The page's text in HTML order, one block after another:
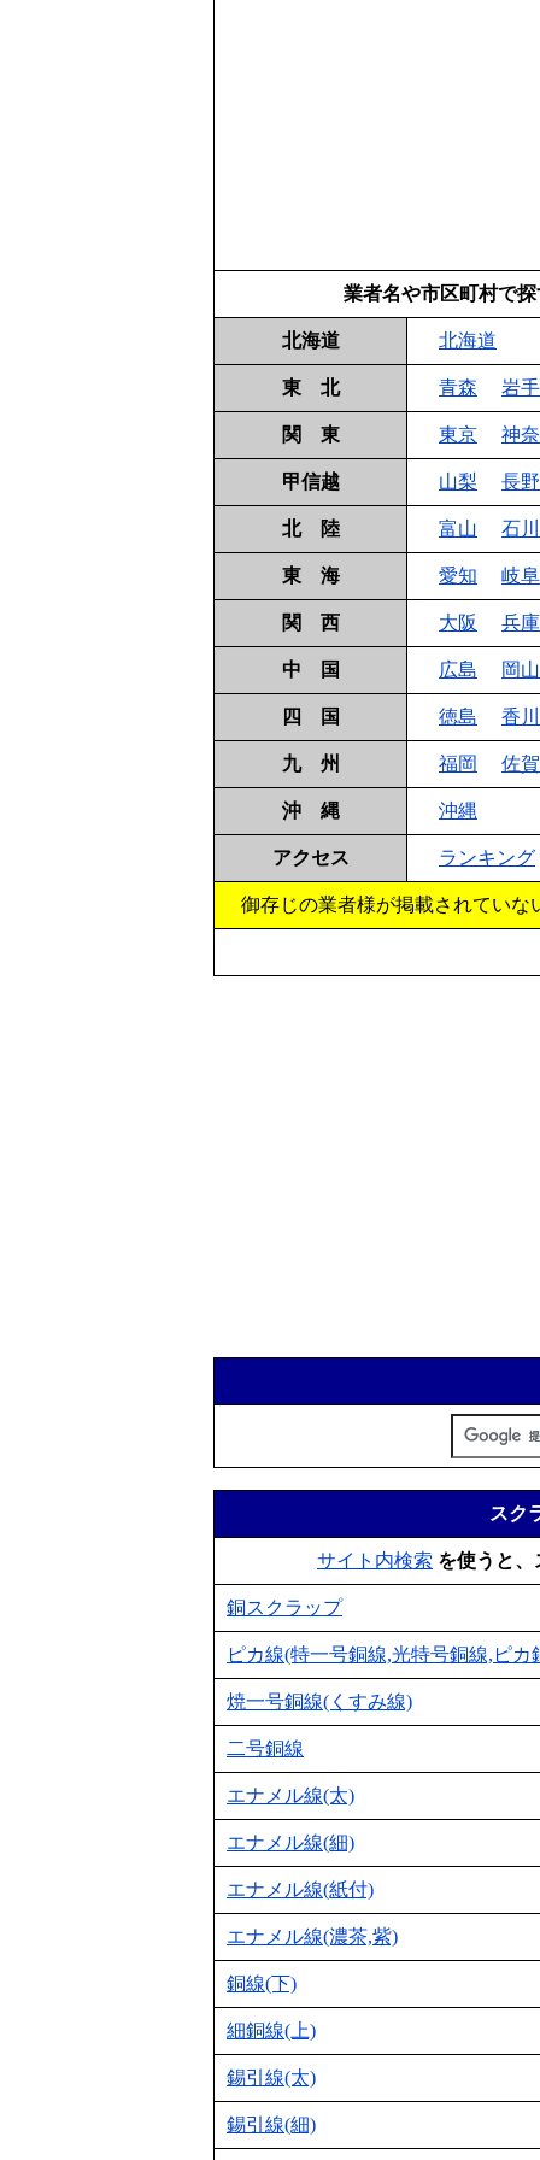
業者名や市区町村で
北海道 北海道
東 北 青森 岩手
関 東 東京 神
甲信越 山梨 長野
北 陸 富山 石川
東 海 愛知 岐阜
関 西 大阪 兵庫
中 国 広島 岡山
四 国 徳島 香川
九 州 福岡 佐賀
沖 縄 沖縄
アクセス ランキング
御存じの業者様が掲載されていな
スク
サイト内検索 を使うと
銅スクラップ
ピカ線(特一号銅線,光特号銅線,ピカ
焼一号銅線(くすみ線)
二号銅線
エナメル線(太)
エナメル線(細)
エナメル線(紙付)
エナメル線(濃茶,紫)
銅線(下)
細銅線(上)
錫引線(太)
錫引線(細)